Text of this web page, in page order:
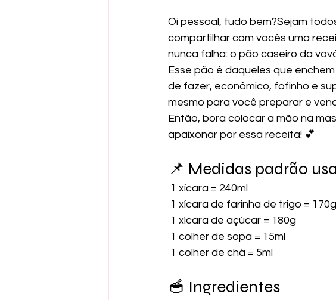
Oi pessoal, tudo bem?Sejam
compartilhar com vocês uma
nunca falha: o pão caseiro da
Esse pão é daqueles que
de fazer, econômico, fofinho e
mesmo para você preparar e
Então, bora colocar a mão na
apaixonar por essa receita! 💕
📌 Medidas padrão
1 xícara = 240ml
1 xícara de farinha de trigo = 170g
1 xícara de açúcar = 180g
1 colher de sopa = 15ml
1 colher de chá = 5ml
🥣 Ingredientes